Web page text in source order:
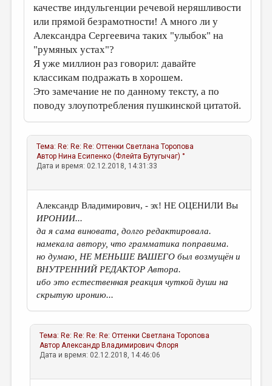
качестве индульгенции речевой неряшливости
или прямой безрамотности! А много ли у
Александра Сергеевича таких "улыбок" на
"румяных устах"?
Я уже миллион раз говорил: давайте
классикам подражать в хорошем.
Это замечание не по данному тексту, а по
поводу злоупотребления пушкинской цитатой.
Тема: Re: Re: Re: Оттенки Светлана Торопова
Автор Нина Есипенко (Флейта Бутугычаг) °
Дата и время: 02.12.2018, 14:31:33
Александр Владимирович, - эх! НЕ ОЦЕНИЛИ Вы
ИРОНИИ...
да я сама виновата, долго редактировала.
намекала автору, что грамматика поправима.
но думаю, НЕ МЕНЬШЕ ВАШЕГО был возмущён и
ВНУТРЕННИЙ РЕДАКТОР Автора.
ибо это естественная реакция чуткой души на
скрытую иронию...
Тема: Re: Re: Re: Re: Оттенки Светлана Торопова
АвторАлександр Владимирович Флоря
Дата и время: 02.12.2018, 14:46:06